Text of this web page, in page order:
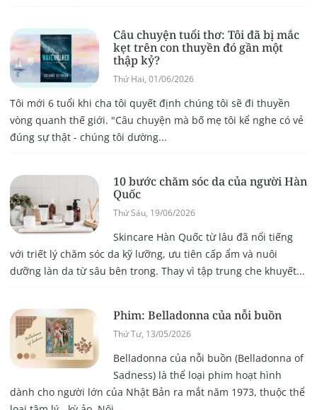
Câu chuyện tuổi thơ: Tôi đã bị mắc
kẹt trên con thuyền đó gần một
thập kỷ?
Thứ Hai, 01/06/2026
Tôi mới 6 tuổi khi cha tôi quyết định chúng tôi sẽ đi thuyền
vòng quanh thế giới. "Câu chuyện mà bố mẹ tôi kể nghe có vẻ
đúng sự thật - chúng tôi dường...
10 bước chăm sóc da của người Hàn
Quốc
Thứ Sáu, 19/06/2026
Skincare Hàn Quốc từ lâu đã nổi tiếng
với triết lý chăm sóc da kỹ lưỡng, ưu tiên cấp ẩm và nuôi
dưỡng làn da từ sâu bên trong. Thay vì tập trung che khuyết...
Phim: Belladonna của nỗi buồn
Thứ Tư, 13/05/2026
Belladonna của nỗi buồn (Belladonna of
Sadness) là thể loại phim hoạt hình
dành cho người lớn của Nhật Bản ra mắt năm 1973, thuộc thể